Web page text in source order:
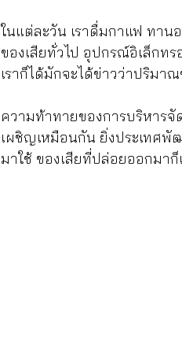
ในแต่ละวัน เราดื่มกาแฟ ทาน
ของเสียทั่วไป อุปกรณ์อิเล็กทร
เราก็ได้มักจะได้ข่าวว่าปริม
ความท้าทายของการบริหารจั
เผชิญเหมือนกัน ยิ่งประเทศพั
มาใช้ ของเสียที่ปล่อยออกมาก็